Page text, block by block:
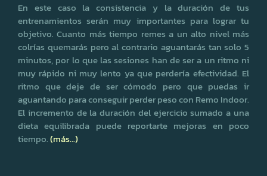
En este caso la consistencia y la duración de tus
entrenamientos serán muy importantes para lograr tu
objetivo. Cuanto más tiempo remes a un alto nivel más
colrías quemarás pero al contrario aguantarás tan solo 5
minutos, por lo que las sesiones han de ser a un ritmo ni
muy rápido ni muy lento ya que perdería efectividad. El
ritmo que deje de ser cómodo pero que puedas ir
aguantando para conseguir perder peso con Remo Indoor.
El incremento de la duración del ejercicio sumado a una
dieta equilibrada puede reportarte mejoras en poco
tiempo.(más…)